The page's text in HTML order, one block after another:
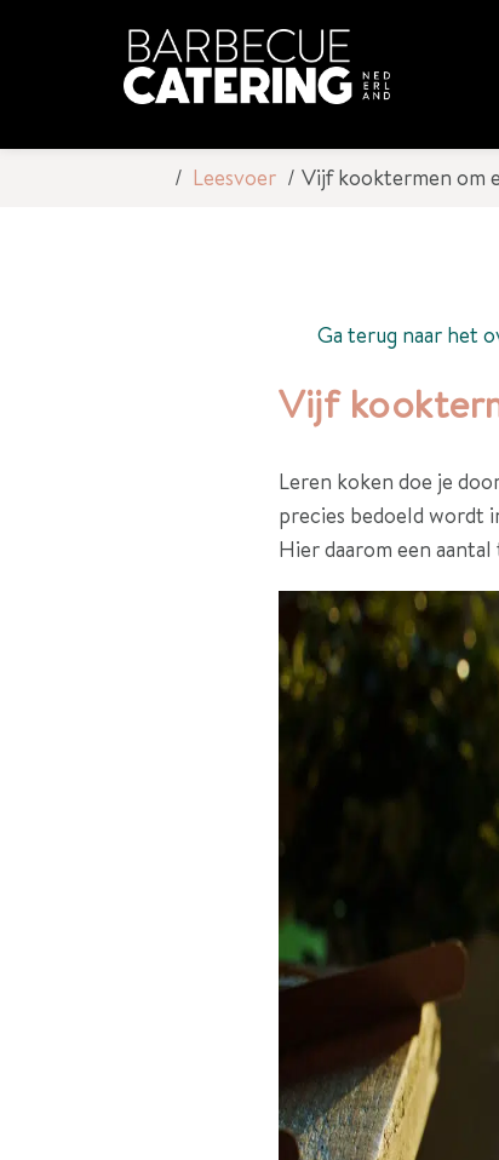
Leesvoer Vijf kooktermen om
Ga terug naar het
Vijf
Leren koken doe je
precies bedoeld wordt
Hier daarom een